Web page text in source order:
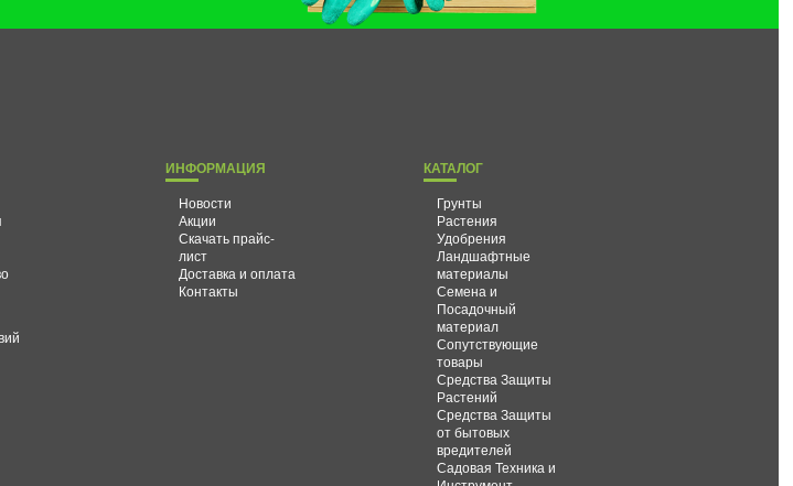
ИНФОРМАЦИЯ
Новости
Акции
Скачать прайс-
лист
Доставка и оплата
Контакты
КАТАЛОГ
Грунты
Растения
Удобрения
Ландшафтные
материалы
Семена и
Посадочный
материал
Сопутствующие
товары
Средства Защиты
Растений
Средства Защиты
от бытовых
вредителей
Садовая Техника и